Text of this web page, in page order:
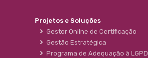
Projetos e Soluções
Gestor Online de Certificação
Gestão Estratégica
Programa de Adequação à LGPD